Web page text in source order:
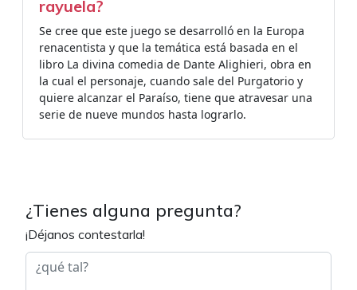
rayuela?
Se cree que este juego se desarrolló en la Europa
renacentista y que la temática está basada en el
libro La divina comedia de Dante Alighieri, obra en
la cual el personaje, cuando sale del Purgatorio y
quiere alcanzar el Paraíso, tiene que atravesar una
serie de nueve mundos hasta lograrlo.
¿Tienes alguna pregunta?
¡Déjanos contestarla!